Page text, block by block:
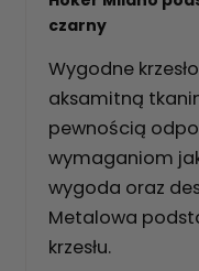
czarny
Wygodne
aksamitną
pewnością
wymaganiom
wygoda oraz
Metalowa
krzesłu.